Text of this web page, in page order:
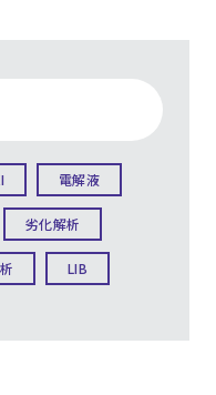
電解液
劣化解析
LIB